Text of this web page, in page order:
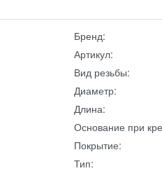
Бренд:
Артикул:
Вид резьбы:
Диаметр:
Длина:
Основание при
Покрытие:
Тип: